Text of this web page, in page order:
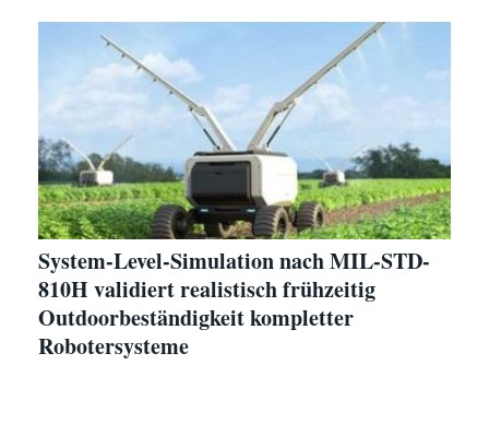
System-Level-Simulation nach MIL-STD-
810H validiert realistisch frühzeitig
Outdoorbeständigkeit kompletter
Robotersysteme